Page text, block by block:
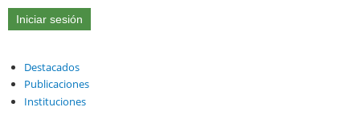
Destacados
Publicaciones
Instituciones